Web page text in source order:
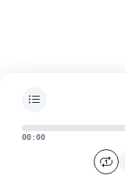
00:00